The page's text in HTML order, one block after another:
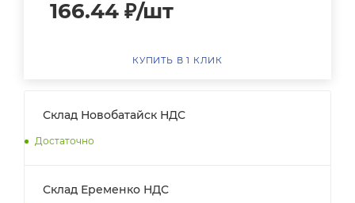
166.44 ₽/шт
КУПИТЬ В 1 КЛИК
Склад Новобатайск НДС
Достаточно
Склад Еременко НДС